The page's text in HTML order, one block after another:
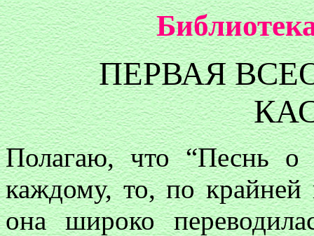
ПЕРВАЯ
Полагаю, что “Песнь о
каждому, то, по
она широко